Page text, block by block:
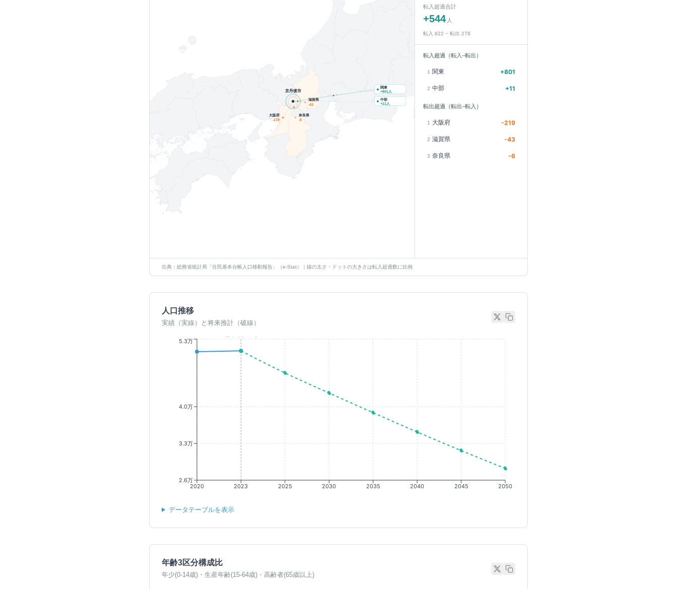
奈良県
-6
滋賀県
-43
大阪府
-219
京丹後市
関東
+801人
中部
+11人
転入超過合計
+544 人
転入 822 − 転出 278
転入超過（転入−転出）
1 関東 +801
2 中部 +11
転出超過（転出−転入）
1 大阪府 -219
2 滋賀県 -43
3 奈良県 -6
出典：総務省統計局「住民基本台帳人口移動報告」（e-Stat）｜線の太さ・ドットの大きさは転入超過数に比例
人口推移
実績（実線）と将来推計（破線）
2020 2023 2025 2030 2035 2040 2045 2050
2.6万
3.3万
4.0万
5.3万
データテーブルを表示
年齢3区分構成比
年少(0-14歳)・生産年齢(15-64歳)・高齢者(65歳以上)